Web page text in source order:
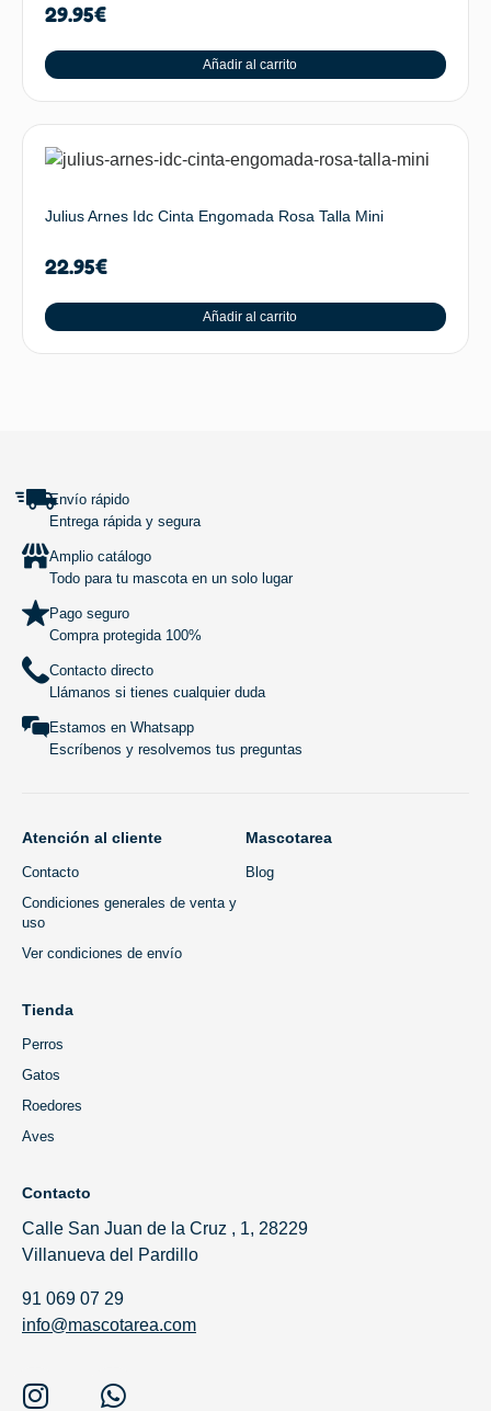
29.95€
Añadir al carrito
Julius Arnes Idc Cinta Engomada Rosa Talla Mini
22.95€
Añadir al carrito
Envío rápido
Entrega rápida y segura
Amplio catálogo
Todo para tu mascota en un solo lugar
Pago seguro
Compra protegida 100%
Contacto directo
Llámanos si tienes cualquier duda
Estamos en Whatsapp
Escríbenos y resolvemos tus preguntas
Atención al cliente
Contacto
Condiciones generales de venta y
uso
Ver condiciones de envío
Mascotarea
Blog
Tienda
Perros
Gatos
Roedores
Aves
Contacto
Calle San Juan de la Cruz , 1, 28229
Villanueva del Pardillo
91 069 07 29
info@mascotarea.com